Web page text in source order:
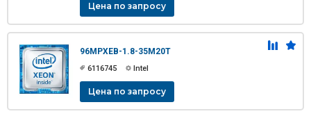
Цена по запросу
96MPXEB-1.8-35M20T
6116745 Intel
Цена по запросу